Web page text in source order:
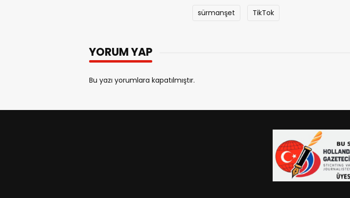
sürmanşet TikTok
YORUM YAP
Bu yazı yorumlara kapatılmıştır.